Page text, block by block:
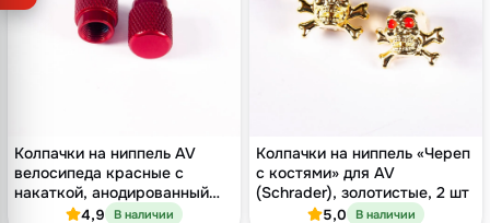
Колпачки на ниппель AV
велосипеда красные с
накаткой, анодированный
алюминий, 2 шт
4,9 В наличии
Колпачки на ниппель «Череп
с костями» для AV
(Schrader), золотистые, 2 шт
5,0 В наличии